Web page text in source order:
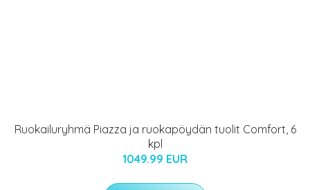
Ruokailuryhmä Piazza ja ruokapöydän tuolit Comfort, 6
kpl
1049.99 EUR